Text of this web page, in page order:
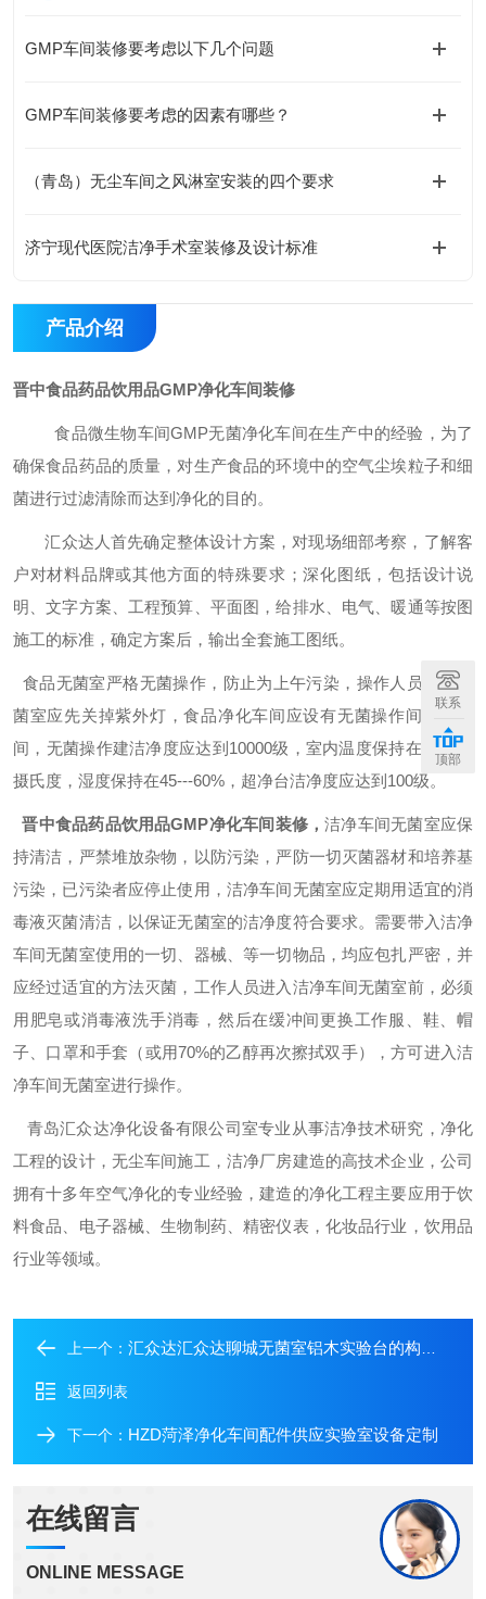
GMP车间装修要考虑以下几个问题
GMP车间装修要考虑的因素有哪些？
（青岛）无尘车间之风淋室安装的四个要求
济宁现代医院洁净手术室装修及设计标准
产品介绍
晋中食品药品饮用品GMP净化车间装修
食品微生物车间GMP无菌净化车间在生产中的经验，为了
确保食品药品的质量，对生产食品的环境中的空气尘埃粒子和细
菌进行过滤清除而达到净化的目的。
汇众达人首先确定整体设计方案，对现场细部考察，了解客
户对材料品牌或其他方面的特殊要求；深化图纸，包括设计说
明、文字方案、工程预算、平面图，给排水、电气、暖通等按图
施工的标准，确定方案后，输出全套施工图纸。
食品无菌室严格无菌操作，防止为上午污染，操作人员进入无
菌室应先关掉紫外灯，食品净化车间应设有无菌操作间和缓冲
间，无菌操作建洁净度应达到 10000级，室内温度保持在 20---24
摄氏度，湿度保持在45---60% ，超净台洁净度应达到 100级。
晋中食品药品饮用品GMP净化车间装修，洁净车间无菌室应保
持清洁，严禁堆放杂物，以防污染，严防一切灭菌器材和培养基
污染，已污染者应停止使用，洁净车间无菌室应定期用适宜的消
毒液灭菌清洁，以保证无菌室的洁净度符合要求。需要带入洁净
车间无菌室使用的一切、器械、等一切物品，均应包扎严密，并
应经过适宜的方法灭菌，工作人员进入洁净车间无菌室前，必须
用肥皂或消毒液洗手消毒，然后在缓冲间更换工作服、鞋、帽
子、口罩和手套（或用70%的乙醇再次擦拭双手），方可进入洁
净车间无菌室进行操作。
青岛汇众达净化设备有限公司室专业从事洁净技术研究，净化
工程的设计，无尘车间施工，洁净厂房建造的高技术企业，公司
拥有十多年空气净化的专业经验，建造的净化工程主要应用于饮
料食品、电子器械、生物制药、精密仪表，化妆品行业，饮用品
行业等领域。
上一个： 汇众达汇众达聊城无菌室铝木实验台的构造和保养
返回列表
下一个： HZD菏泽净化车间配件供应实验室设备定制
在线留言
ONLINE MESSAGE
联系
顶部